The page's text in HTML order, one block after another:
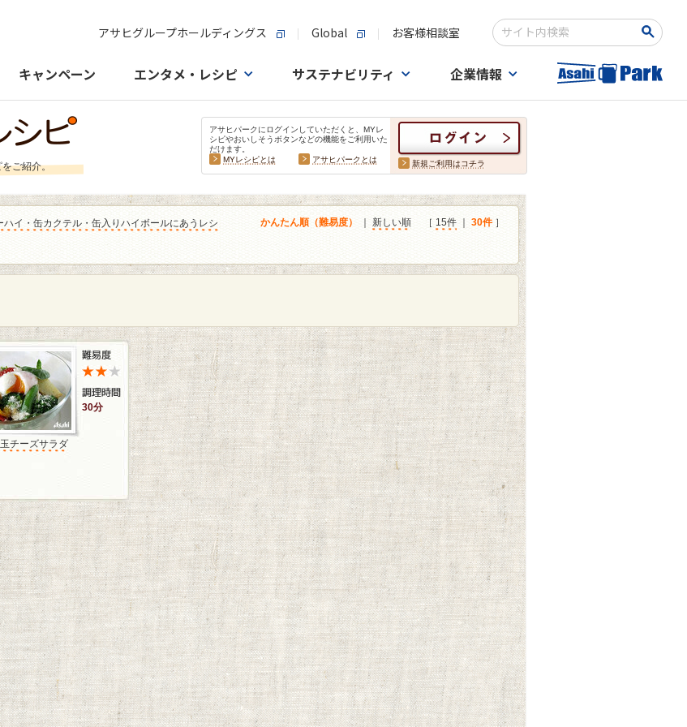
アサヒグループホールディングス Global お客様相談室
検索キーワード入力
キャンペーン エンタメ・レシピ サステナビリティ 企業情報
ご紹介。
アサヒパークにログインしていただくと、MYレ
シピやおいしそうボタンなどの機能をご利用いた
だけます。
MYレシピとは
アサヒパークとは 新規ご利用はコチラ
ハイ・缶カクテル・缶入りハイボールにあうレシ
かんたん順（難易度） 新しい順 ［ 15件 30件 ］
30分
チーズサラダ